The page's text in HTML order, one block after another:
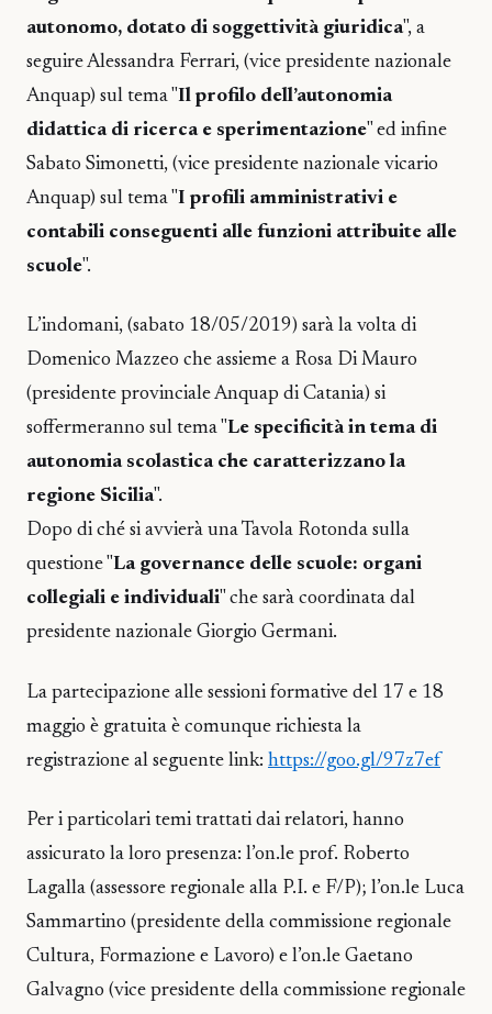
autonomo, dotato di soggettività giuridica", a
seguire Alessandra Ferrari, (vice presidente nazionale
Anquap) sul tema "Il profilo dell’autonomia
didattica di ricerca e sperimentazione" ed infine
Sabato Simonetti, (vice presidente nazionale vicario
Anquap) sul tema "I profili amministrativi e
contabili conseguenti alle funzioni attribuite alle
scuole".
L’indomani, (sabato 18/05/2019) sarà la volta di
Domenico Mazzeo che assieme a Rosa Di Mauro
(presidente provinciale Anquap di Catania) si
soffermeranno sul tema "Le specificità in tema di
autonomia scolastica che caratterizzano la
regione Sicilia".
Dopo di ché si avvierà una Tavola Rotonda sulla
questione "La governance delle scuole: organi
collegiali e individuali" che sarà coordinata dal
presidente nazionale Giorgio Germani.
La partecipazione alle sessioni formative del 17 e 18
maggio è gratuita è comunque richiesta la
registrazione al seguente link: https://goo.gl/97z7ef
Per i particolari temi trattati dai relatori, hanno
assicurato la loro presenza: l’on.le prof. Roberto
Lagalla (assessore regionale alla P.I. e F/P); l’on.le Luca
Sammartino (presidente della commissione regionale
Cultura, Formazione e Lavoro) e l’on.le Gaetano
Galvagno (vice presidente della commissione regionale